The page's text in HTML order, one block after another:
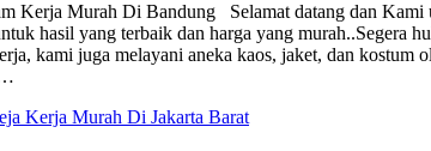
Kerja Murah Di Bandung Selamat datang dan Kami
hasil yang terbaik dan harga yang murah..Segera
kami juga melayani aneka kaos, jaket, dan kostum
…